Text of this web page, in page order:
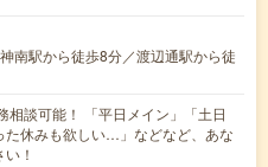
南駅から徒歩8分／渡辺通駅から徒
相談可能！ 「平日メイン」「土日
た休みも欲しい…」などなど、あな
！